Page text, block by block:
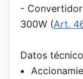
-
300W (Art.
Datos